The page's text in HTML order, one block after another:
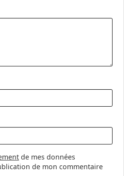
de mes données
de mon commentaire